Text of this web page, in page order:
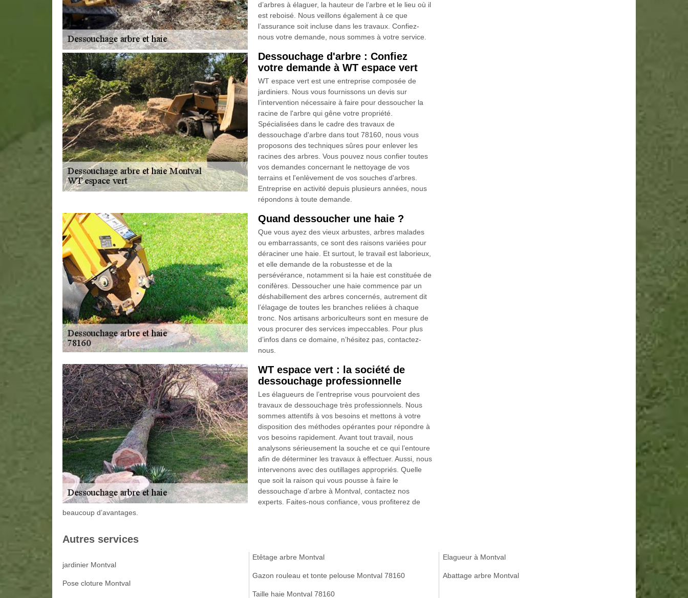
d’arbres à élaguer, la hauteur de l’arbre et le lieu où il
est reboisé. Nous veillons également à ce que
l’assurance soit incluse dans les travaux. Confiez-
nous votre demande, nous sommes à votre service.
Dessouchage d'arbre : Confiez
votre demande à WT espace vert
WT espace vert est une entreprise composée de
jardiniers. Nous vous fournissons un devis sur
l’intervention nécessaire à faire pour dessoucher la
racine de l'arbre qui gêne votre propriété.
Spécialisées dans le cadre des travaux de
dessouchage d'arbre dans tout 78160, nous vous
proposons des techniques sûres pour enlever les
racines des arbres. Vous pouvez nous confier toutes
vos demandes concernant le nettoyage de vos
terrains et l'enlèvement de vos souches d'arbres.
Entreprise en activité depuis plusieurs années, nous
répondons à toute demande.
Quand dessoucher une haie ?
Que vous ayez des vieux arbustes, arbres malades
ou embarrassants, ce sont des raisons variées pour
déraciner une haie. Et surtout, le travail est laborieux,
et elle demande de la robustesse et de la
persévérance, notamment si la haie est constituée de
conifères. Dessoucher une haie commence par un
déshabillement des arbres concernés, autrement dit
l’élagage de toutes les branches reliées à chaque
tronc. Nos artisans arboriculteurs sont en mesure de
vous procurer des services impeccables. Pour plus
d’infos dans ce domaine, n’hésitez pas, contactez-
nous.
WT espace vert : la société de
dessouchage professionnelle
Les élagueurs de l’entreprise vous pourvoient des
travaux de dessouchage très professionnels. Nous
sommes attentifs à vos besoins et mettons à votre
disposition des méthodes opérantes pour répondre à
vos besoins rapidement. Avant tout travail, nous
analysons sérieusement la souche et ce qui l’entoure
afin de déterminer les travaux à effectuer. Aussi, nous
intervenons avec des outillages appropriés. Quelle
que soit la raison qui vous pousse à faire le
dessouchage d’arbre à Montval, contactez nos
experts. Faites-nous confiance, vous profiterez de
beaucoup d’avantages.
Autres services
jardinier Montval
Pose cloture Montval
Etêtage arbre Montval
Gazon rouleau et tonte pelouse Montval 78160
Taille haie Montval 78160
Elagueur à Montval
Abattage arbre Montval